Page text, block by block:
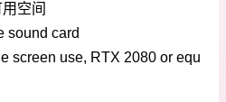
空间
sound card
screen use, RTX 2080 or equ